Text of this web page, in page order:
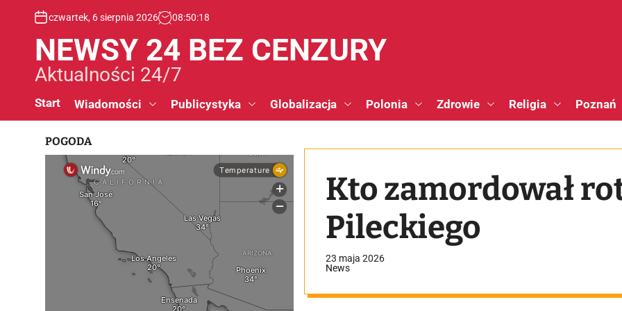
czwartek, 6 sierpnia 2026 08:50:19
NEWSY 24 BEZ CENZURY
Aktualności 24/7
Start Wiadomości Publicystyka Globalizacja Polonia Zdrowie Religia Poznań
Kto zamordował
Pileckiego
23 maja 2026
News
POGODA